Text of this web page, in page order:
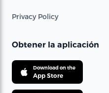
Privacy Policy
Obtener la aplicación
Download on the
App Store